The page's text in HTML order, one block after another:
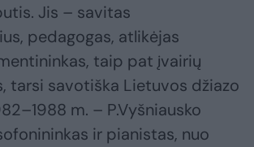
Jis – savitas
pedagogas, atlikėjas
taip pat įvairių
tarsi savotiška Lietuvos džiazo
m. – P.Vyšniausko
ir pianistas, nuo